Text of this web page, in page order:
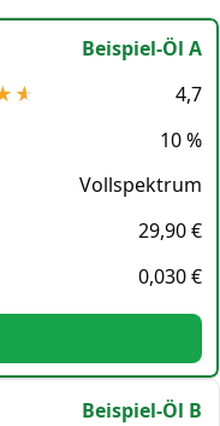
Beispiel-Öl A
4,7
10 %
Vollspektrum
29,90 €
0,030 €
Beispiel-Öl B